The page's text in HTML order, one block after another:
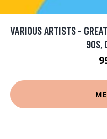
VARIOUS ARTISTS -
90S,